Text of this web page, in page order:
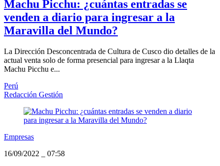
Machu Picchu: ¿cuántas entradas se
venden a diario para ingresar a la
Maravilla del Mundo?
La Dirección Desconcentrada de Cultura de Cusco dio detalles de la
actual venta solo de forma presencial para ingresar a la Llaqta
Machu Picchu e...
Perú
Redacción Gestión
Empresas
16/09/2022
07:58